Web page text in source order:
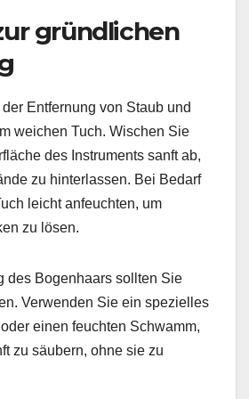
gründlichen
Entfernung von Staub und
weichen Tuch. Wischen Sie
des Instruments sanft ab,
zu hinterlassen. Bei Bedarf
leicht anfeuchten, um
zu lösen.
des Bogenhaars sollten Sie
Verwenden Sie ein spezielles
einen feuchten Schwamm,
zu säubern, ohne sie zu